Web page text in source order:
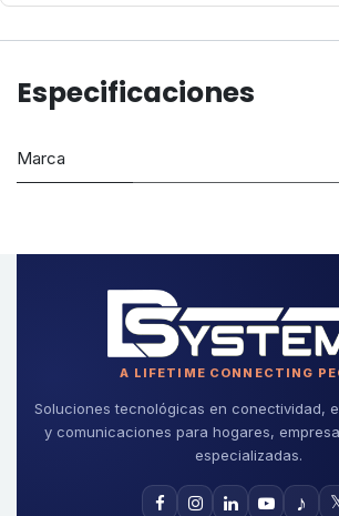
Especificaciones
Marca
A LIFETIME CONNECTING
Soluciones tecnológicas en conectividad,
y comunicaciones para hogares,
especializadas.
♪